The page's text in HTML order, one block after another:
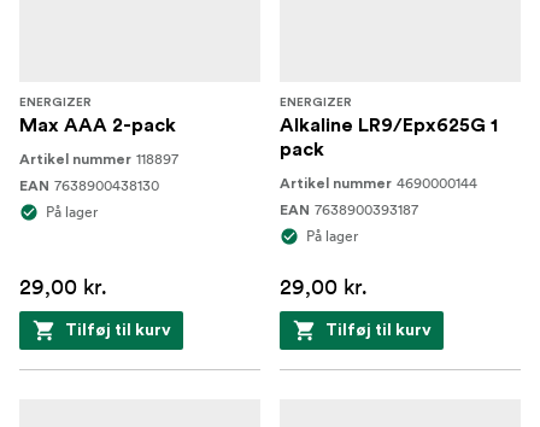
ENERGIZER
Max AAA 2-pack
Artikel nummer 118897
EAN 7638900438130
På lager
29,00 kr.
Tilføj til kurv
ENERGIZER
Alkaline LR9/Epx625G 1
pack
Artikel nummer 4690000144
EAN 7638900393187
På lager
29,00 kr.
Tilføj til kurv